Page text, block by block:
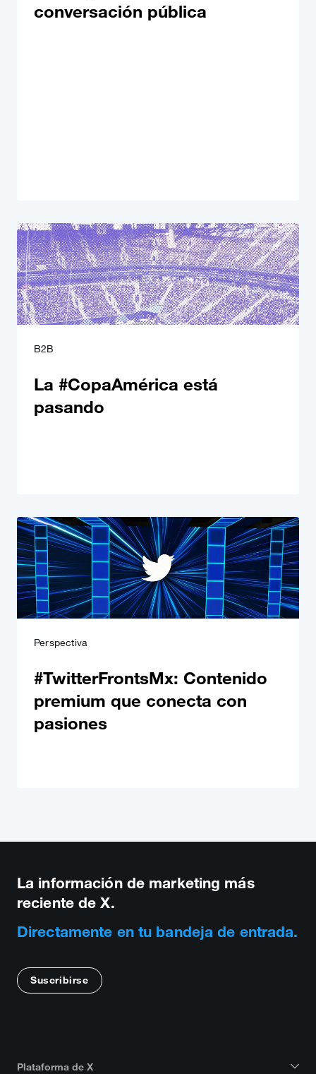
conversación pública
B2B
La #CopaAmérica está
pasando
Perspectiva
#TwitterFrontsMx: Contenido
premium que conecta con
pasiones
La información de marketing más
reciente de X.
Directamente en tu bandeja de entrada.
Suscribirse
Plataforma de X